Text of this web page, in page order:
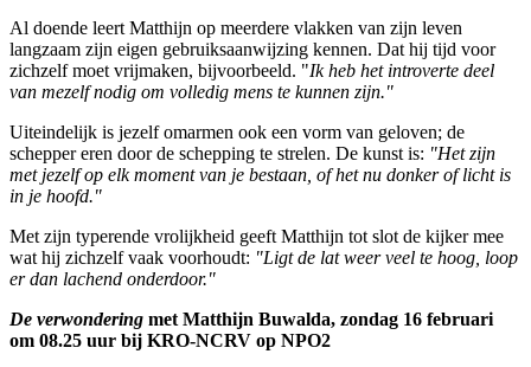
Al doende leert Matthijn op meerdere vlakken van zijn leven
langzaam zijn eigen gebruiksaanwijzing kennen. Dat hij tijd voor
zichzelf moet vrijmaken, bijvoorbeeld. "Ik heb het introverte deel
van mezelf nodig om volledig mens te kunnen zijn."
Uiteindelijk is jezelf omarmen ook een vorm van geloven; de
schepper eren door de schepping te strelen. De kunst is: "Het zijn
met jezelf op elk moment van je bestaan, of het nu donker of licht is
in je hoofd."
Met zijn typerende vrolijkheid geeft Matthijn tot slot de kijker mee
wat hij zichzelf vaak voorhoudt: "Ligt de lat weer veel te hoog, loop
er dan lachend onderdoor."
De verwondering met Matthijn Buwalda, zondag 16 februari
om 08.25 uur bij KRO-NCRV op NPO2